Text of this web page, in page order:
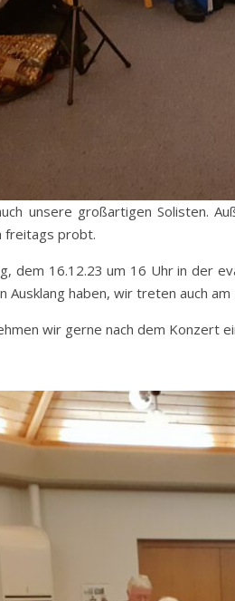
unsere großartigen Solisten.
freitags probt.
dem 16.12.23 um 16 Uhr in der
Ausklang haben, wir treten auch
wir gerne nach dem Konzert